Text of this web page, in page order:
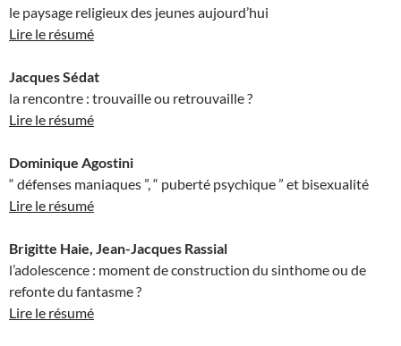
le paysage religieux des jeunes aujourd’hui
Lire le résumé
Jacques Sédat
la rencontre : trouvaille ou retrouvaille ?
Lire le résumé
Dominique Agostini
“ défenses maniaques ”, “ puberté psychique ” et bisexualité
Lire le résumé
Brigitte Haie, Jean-Jacques Rassial
l’adolescence : moment de construction du sinthome ou de
refonte du fantasme ?
Lire le résumé